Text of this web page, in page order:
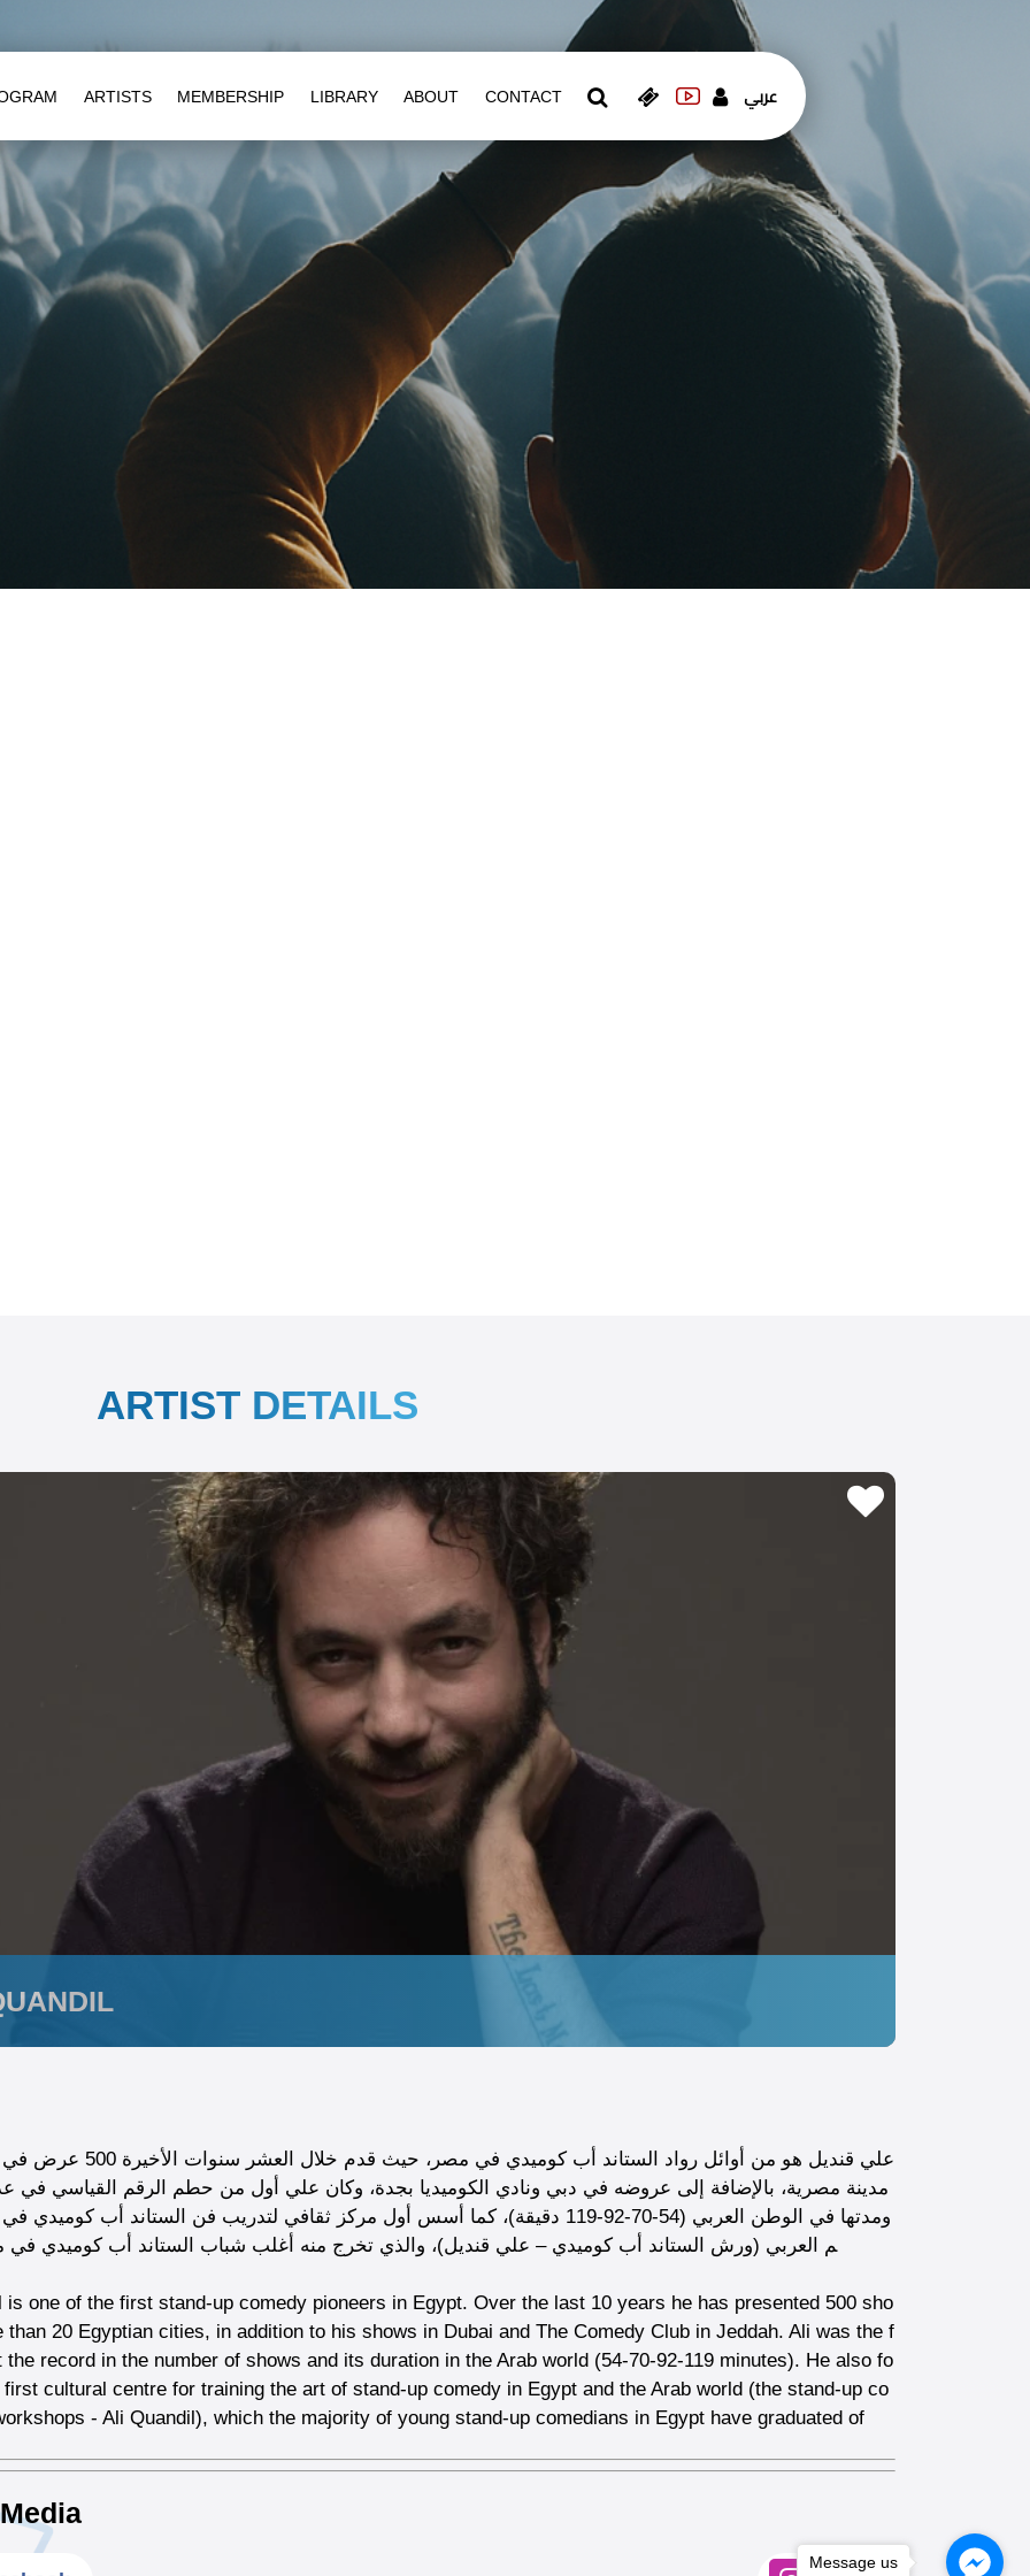
ARTISTS MEMBERSHIP LIBRARY ABOUT CONTACT عربي
ARTIST DETAILS
مدينة مصرية، بالإضافة إلى عروضه في دبي ونادي الكوميديا بجدة، وكان علي أول من حطم الرقم القياسي في
ومدتها في الوطن العربي (54-70-92-119 دقيقة)، كما أسس أول مركز ثقافي لتدريب فن الستاند أب
م العربي (ورش الستاند أب كوميدي – علي قنديل)، والذي تخرج منه أغلب شباب الستاند أب كوميدي
is one of the first stand-up comedy pioneers in Egypt. Over the last 10 years he has presented 500 sho
than 20 Egyptian cities, in addition to his shows in Dubai and The Comedy Club in Jeddah. Ali was the f
record in the number of shows and its duration in the Arab world (54-70-92-119 minutes). He also fo
first cultural centre for training the art of stand-up comedy in Egypt and the Arab world (the stand-up co
- Ali Quandil), which the majority of young stand-up comedians in Egypt have graduated of
Message us